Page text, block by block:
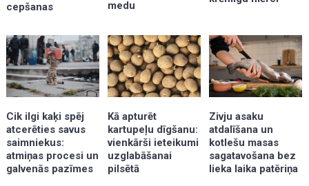
cepšanas
medu
Cik ilgi kaķi spēj
atcerēties savus
saimniekus:
atmiņas procesi un
galvenās pazīmes
Kā apturēt
kartupeļu dīgšanu:
vienkārši ieteikumi
uzglabāšanai
pilsētā
Zivju asaku
atdalīšana un
kotlešu masas
sagatavošana bez
lieka laika patēriņa